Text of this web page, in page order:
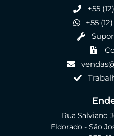
+55
+55
Rua Salviano
Eldorado - São